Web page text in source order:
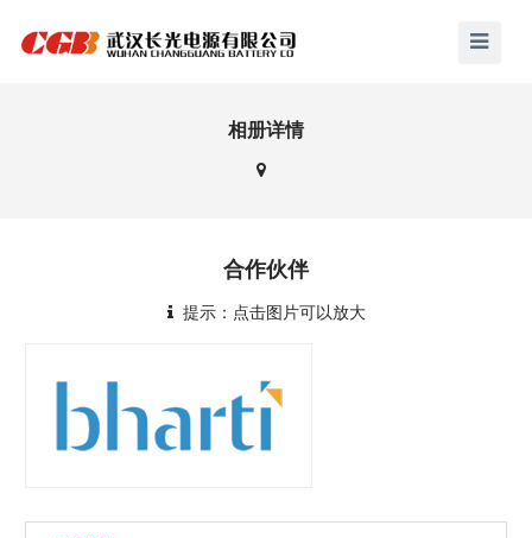
相册详情
合作伙伴
提示：点击图片可以放大